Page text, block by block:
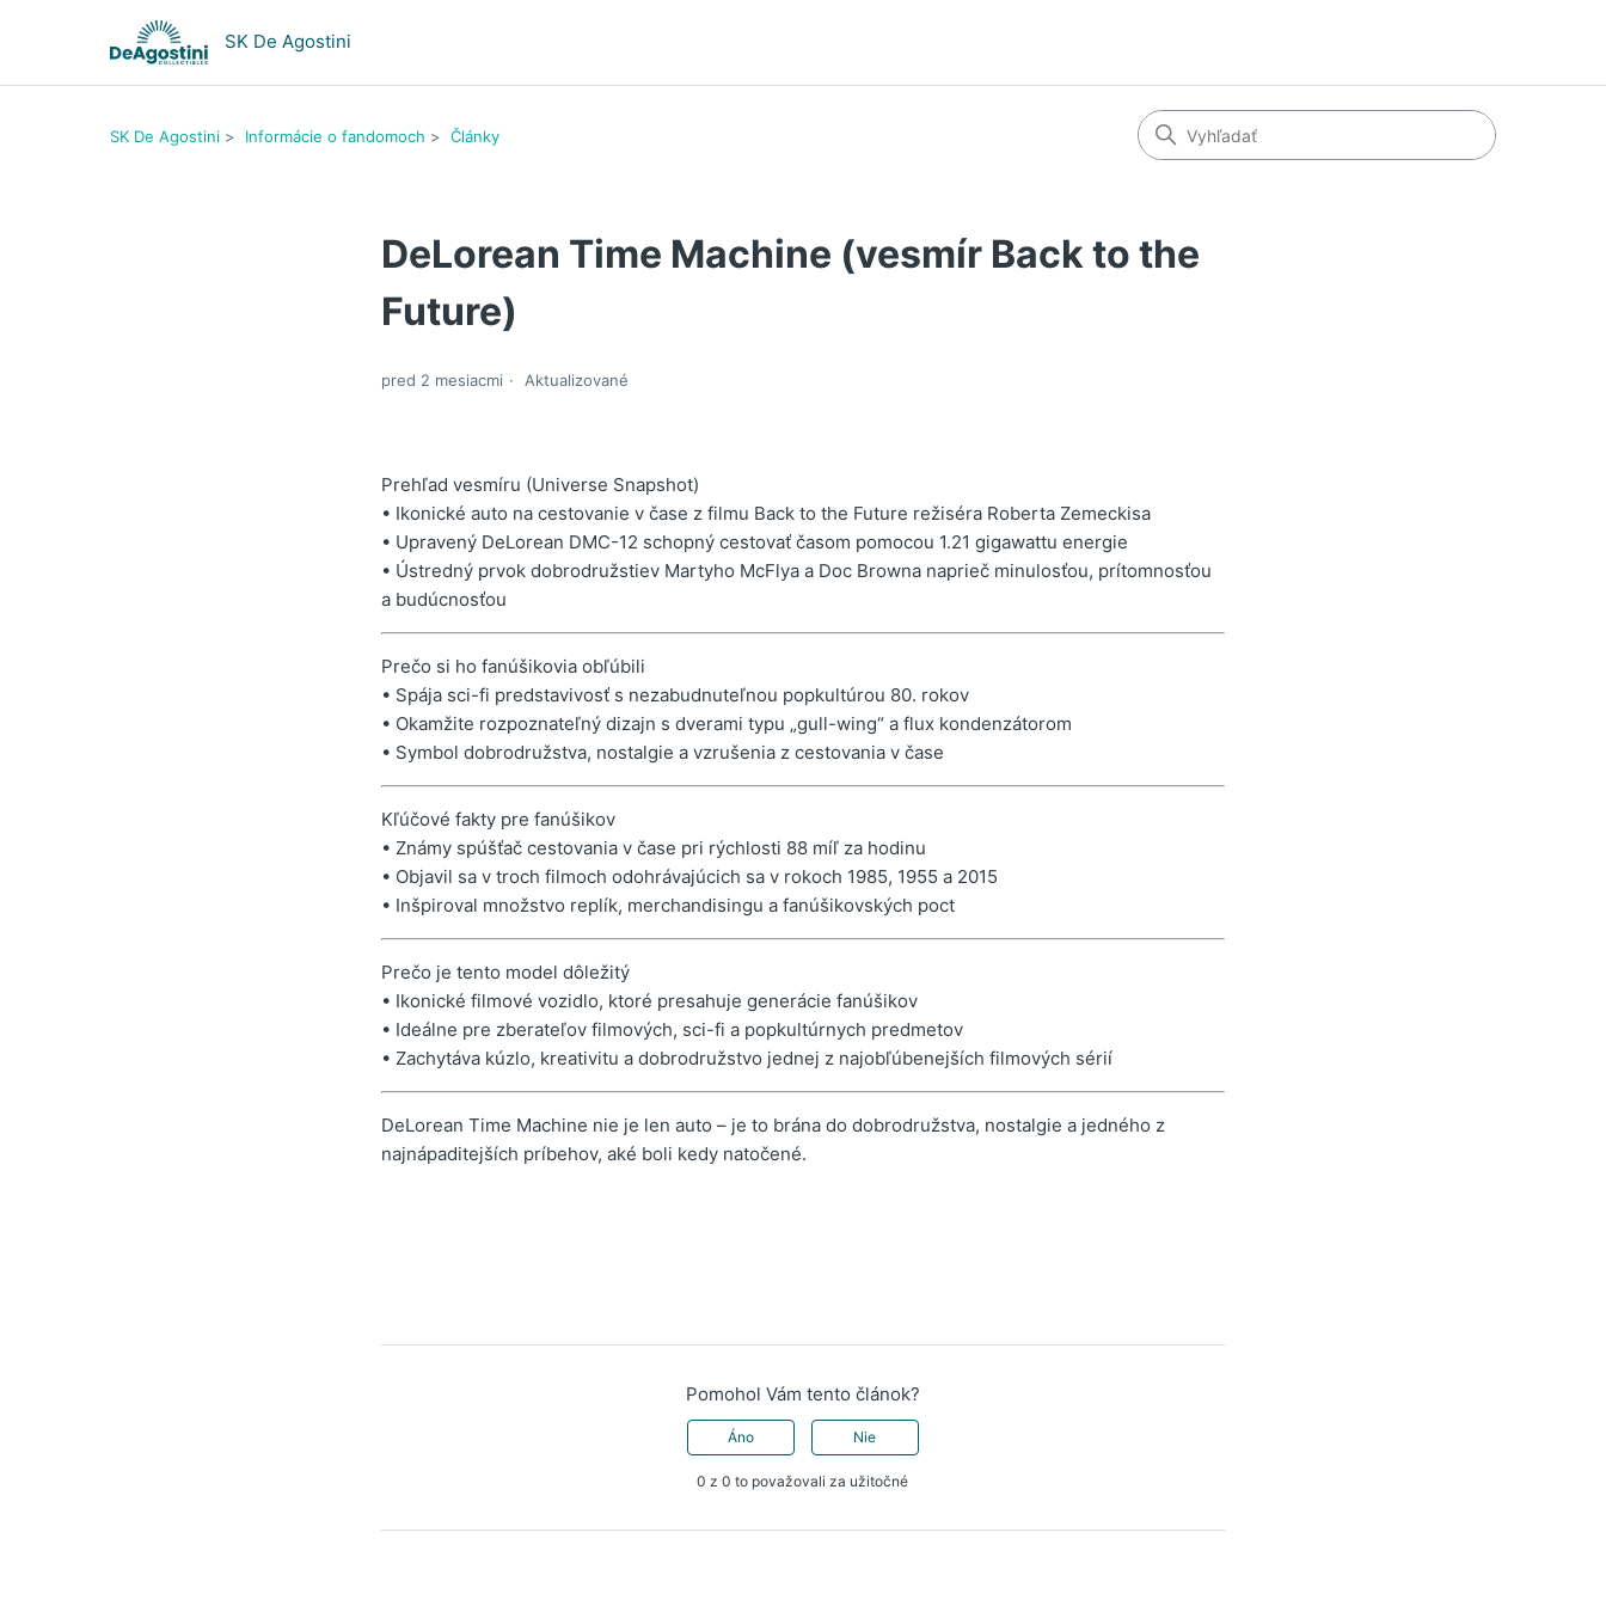
SK De Agostini
SK De Agostini Informácie o fandomoch Články
DeLorean Time Machine (vesmír Back to the
Future)
pred 2 mesiacmi Aktualizované
Prehľad vesmíru (Universe Snapshot)
• Ikonické auto na cestovanie v čase z filmu Back to the Future režiséra Roberta Zemeckisa
• Upravený DeLorean DMC-12 schopný cestovať časom pomocou 1.21 gigawattu energie
• Ústredný prvok dobrodružstiev Martyho McFlya a Doc Browna naprieč minulosťou, prítomnosťou
a budúcnosťou
Prečo si ho fanúšikovia obľúbili
• Spája sci-fi predstavivosť s nezabudnuteľnou popkultúrou 80. rokov
• Okamžite rozpoznateľný dizajn s dverami typu „gull-wing“ a flux kondenzátorom
• Symbol dobrodružstva, nostalgie a vzrušenia z cestovania v čase
Kľúčové fakty pre fanúšikov
• Známy spúšťač cestovania v čase pri rýchlosti 88 míľ za hodinu
• Objavil sa v troch filmoch odohrávajúcich sa v rokoch 1985, 1955 a 2015
• Inšpiroval množstvo replík, merchandisingu a fanúšikovských poct
Prečo je tento model dôležitý
• Ikonické filmové vozidlo, ktoré presahuje generácie fanúšikov
• Ideálne pre zberateľov filmových, sci-fi a popkultúrnych predmetov
• Zachytáva kúzlo, kreativitu a dobrodružstvo jednej z najobľúbenejších filmových sérií
DeLorean Time Machine nie je len auto – je to brána do dobrodružstva, nostalgie a jedného z
najnápaditejších príbehov, aké boli kedy natočené.
Pomohol Vám tento článok?
Áno Nie
0 z 0 to považovali za užitočné